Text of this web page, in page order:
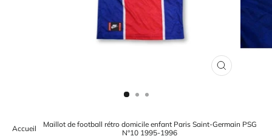
FERMER
Accueil
Maillot de football rétro domicile enfant Paris Saint-Germain PSG
N°10 1995-1996